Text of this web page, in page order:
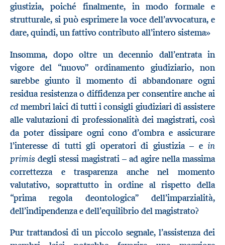
giustizia, poiché finalmente, in modo formale e
strutturale, si può esprimere la voce dell’avvocatura, e
dare, quindi, un fattivo contributo all’intero sistema»
Insomma, dopo oltre un decennio dall’entrata in
vigore del “nuovo” ordinamento giudiziario, non
sarebbe giunto il momento di abbandonare ogni
residua resistenza o diffidenza per consentire anche ai
cd membri laici di tutti i consigli giudiziari di assistere
alle valutazioni di professionalità dei magistrati, così
da poter dissipare ogni cono d’ombra e assicurare
l’interesse di tutti gli operatori di giustizia – e in
primis degli stessi magistrati – ad agire nella massima
correttezza e trasparenza anche nel momento
valutativo, soprattutto in ordine al rispetto della
“prima regola deontologica” dell’imparzialità,
dell’indipendenza e dell’equilibrio del magistrato?
Pur trattandosi di un piccolo segnale, l’assistenza dei